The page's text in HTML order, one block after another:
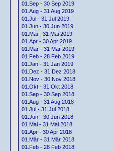
01.Sep - 30 Sep 2019
01.Aug - 31 Aug 2019
01.Jul - 31 Jul 2019
01.Jun - 30 Jun 2019
01.Mai - 31 Mai 2019
01.Apr - 30 Apr 2019
01.Mär - 31 Mär 2019
01.Feb - 28 Feb 2019
01.Jan - 31 Jan 2019
01.Dez - 31 Dez 2018
01.Nov - 30 Nov 2018
01.Okt - 31 Okt 2018
01.Sep - 30 Sep 2018
01.Aug - 31 Aug 2018
01.Jul - 31 Jul 2018
01.Jun - 30 Jun 2018
01.Mai - 31 Mai 2018
01.Apr - 30 Apr 2018
01.Mär - 31 Mär 2018
01.Feb - 28 Feb 2018